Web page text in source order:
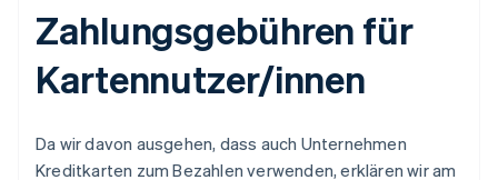
Zahlungsgebühren für
Kartennutzer/innen
Da wir davon ausgehen, dass auch Unternehmen
Kreditkarten zum Bezahlen verwenden, erklären wir am